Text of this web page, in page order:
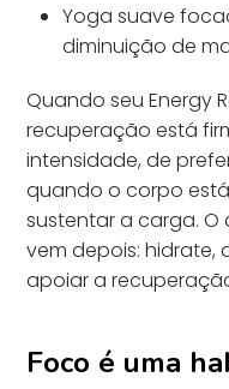
Yoga suave
diminuição de
Quando seu Energy
recuperação está
intensidade, de
quando o corpo
sustentar a carga. O
vem depois: hidrate,
apoiar a
Foco é uma